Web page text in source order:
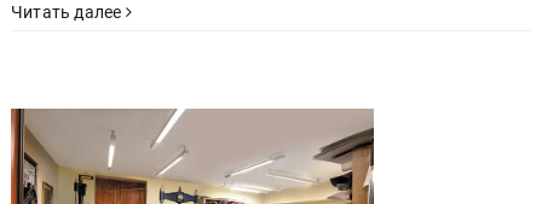
Читать далее